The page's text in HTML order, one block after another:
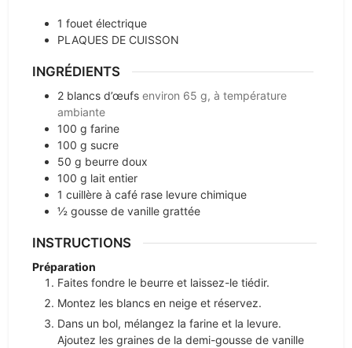
1 fouet électrique
PLAQUES DE CUISSON
INGRÉDIENTS
2 blancs d’œufs environ 65 g, à température
ambiante
100 g farine
100 g sucre
50 g beurre doux
100 g lait entier
1 cuillère à café rase levure chimique
½ gousse de vanille grattée
INSTRUCTIONS
Préparation
Faites fondre le beurre et laissez-le tiédir.
Montez les blancs en neige et réservez.
Dans un bol, mélangez la farine et la levure.
Ajoutez les graines de la demi-gousse de vanille